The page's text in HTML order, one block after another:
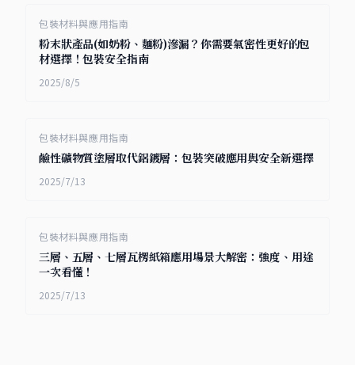
包裝材料與應用指南
粉末狀產品(如奶粉、麵粉)滲漏？你需要氣密性更好的包
材選擇！包裝安全指南
2025/8/5
包裝材料與應用指南
鹼性礦物質塗層取代鋁鍍層：包裝突破應用與安全新選擇
2025/7/13
包裝材料與應用指南
三層、五層、七層瓦楞紙箱應用場景大解密：強度、用途
一次看懂！
2025/7/13